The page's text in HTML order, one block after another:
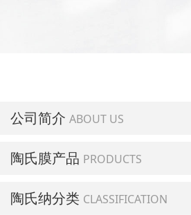
公司简介 ABOUT US
陶氏膜产品 PRODUCTS
陶氏纳分类 CLASSIFICATION